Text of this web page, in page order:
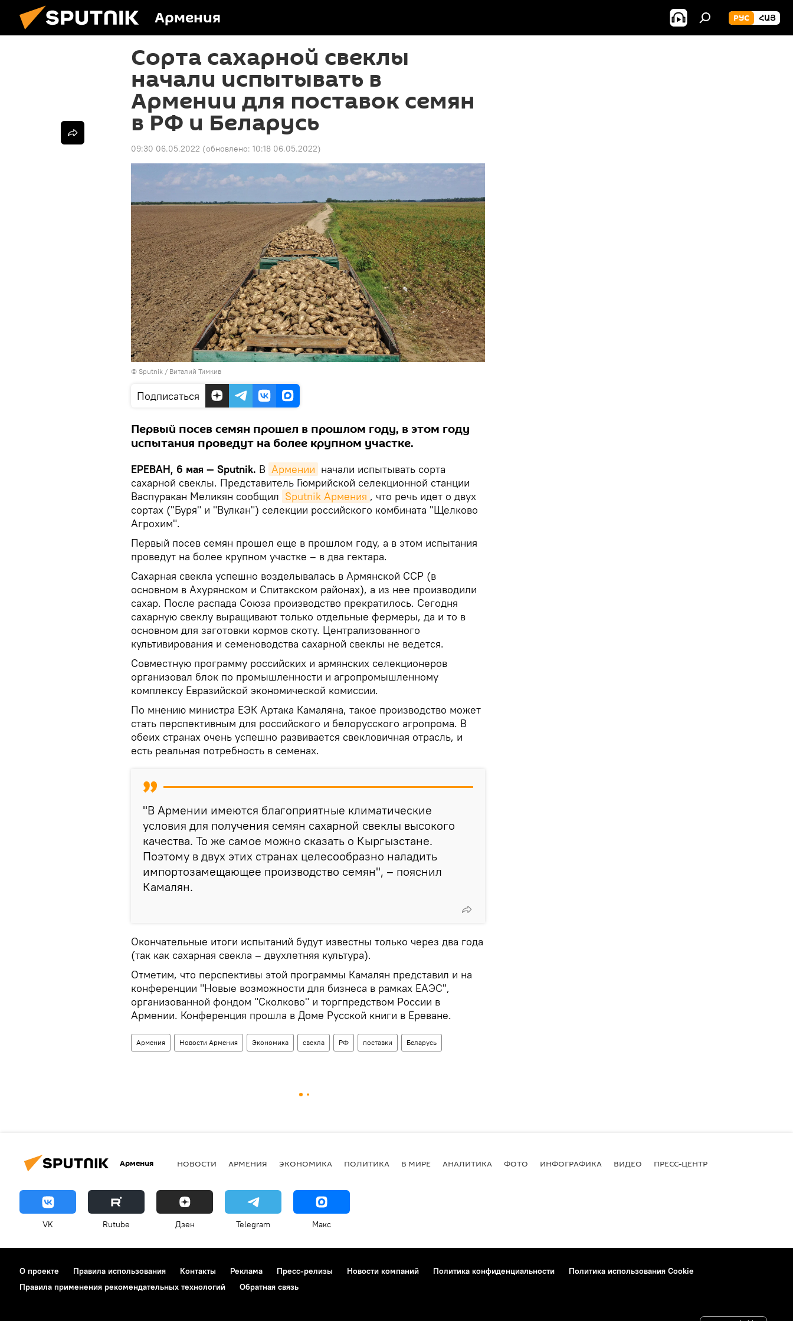
Армения РУС ՀԱՅ
Сорта сахарной свеклы
начали испытывать в
Армении для поставок семян
в РФ и Беларусь
09:30 06.05.2022 (обновлено: 10:18 06.05.2022)
© Sputnik / Виталий Тимкив
Подписаться
Первый посев семян прошел в прошлом году, в этом году
испытания проведут на более крупном участке.
ЕРЕВАН, 6 мая — Sputnik. В Армении начали испытывать сорта
сахарной свеклы. Представитель Гюмрийской селекционной станции
Васпуракан Меликян сообщил Sputnik Армения , что речь идет о двух
сортах ("Буря" и "Вулкан") селекции российского комбината "Щелково
Агрохим".
Первый посев семян прошел еще в прошлом году, а в этом испытания
проведут на более крупном участке – в два гектара.
Сахарная свекла успешно возделывалась в Армянской ССР (в
основном в Ахурянском и Спитакском районах), а из нее производили
сахар. После распада Союза производство прекратилось. Сегодня
сахарную свеклу выращивают только отдельные фермеры, да и то в
основном для заготовки кормов скоту. Централизованного
культивирования и семеноводства сахарной свеклы не ведется.
Совместную программу российских и армянских селекционеров
организовал блок по промышленности и агропромышленному
комплексу Евразийской экономической комиссии.
По мнению министра ЕЭК Артака Камаляна, такое производство может
стать перспективным для российского и белорусского агропрома. В
обеих странах очень успешно развивается свекловичная отрасль, и
есть реальная потребность в семенах.
"В Армении имеются благоприятные климатические
условия для получения семян сахарной свеклы высокого
качества. То же самое можно сказать о Кыргызстане.
Поэтому в двух этих странах целесообразно наладить
импортозамещающее производство семян", – пояснил
Камалян.
Окончательные итоги испытаний будут известны только через два года
(так как сахарная свекла – двухлетняя культура).
Отметим, что перспективы этой программы Камалян представил и на
конференции "Новые возможности для бизнеса в рамках ЕАЭС",
организованной фондом "Сколково" и торгпредством России в
Армении. Конференция прошла в Доме Русской книги в Ереване.
Армения Новости Армения Экономика свекла РФ поставки Беларусь
Армения НОВОСТИ АРМЕНИЯ ЭКОНОМИКА ПОЛИТИКА В МИРЕ АНАЛИТИКА ФОТО ИНФОГРАФИКА ВИДЕО ПРЕСС-ЦЕНТР
VK Rutube Дзен Telegram Макс
О проекте Правила использования Контакты Реклама Пресс-релизы Новости компаний Политика конфиденциальности
Политика использования Cookie
Правила применения рекомендательных технологий
Обратная связь